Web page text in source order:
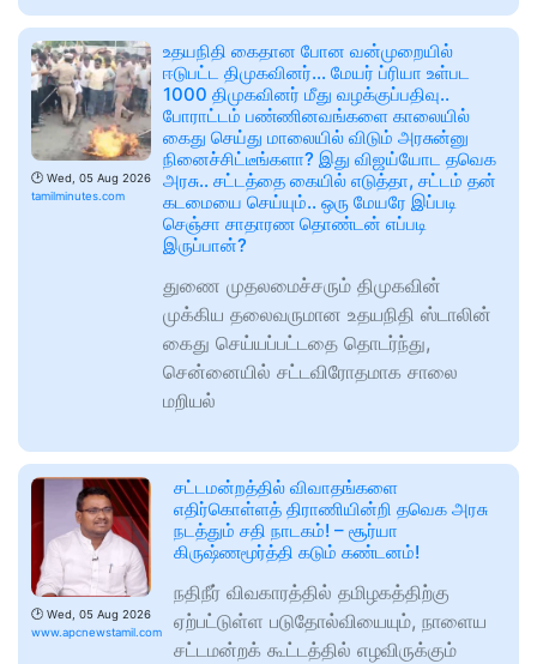
🕑 Wed, 05 Aug 2026
tamilminutes.com
உதயநிதி கைதான போன வன்முறையில்
ஈடுபட்ட திமுகவினர்… மேயர் ப்ரியா உள்பட
1000 திமுகவினர் மீது வழக்குப்பதிவு..
போராட்டம் பண்ணினவங்களை காலையில்
கைது செய்து மாலையில் விடும் அரசுன்னு
நினைச்சிட்டீங்களா? இது விஜய்யோட தவெக
அரசு.. சட்டத்தை கையில் எடுத்தா, சட்டம் தன்
கடமையை செய்யும்.. ஒரு மேயரே இப்படி
செஞ்சா சாதாரண தொண்டன் எப்படி
இருப்பான்?
துணை முதலமைச்சரும் திமுகவின்
முக்கிய தலைவருமான உதயநிதி ஸ்டாலின்
கைது செய்யப்பட்டதை தொடர்ந்து,
சென்னையில் சட்டவிரோதமாக சாலை
மறியல்
🕑 Wed, 05 Aug 2026
www.apcnewstamil.com
சட்டமன்றத்தில் விவாதங்களை
எதிர்கொள்ளத் திராணியின்றி தவெக அரசு
நடத்தும் சதி நாடகம்! – சூர்யா
கிருஷ்ணமூர்த்தி கடும் கண்டனம்!
நதிநீர் விவகாரத்தில் தமிழகத்திற்கு
ஏற்பட்டுள்ள படுதோல்வியையும், நாளைய
சட்டமன்றக் கூட்டத்தில் எழவிருக்கும்